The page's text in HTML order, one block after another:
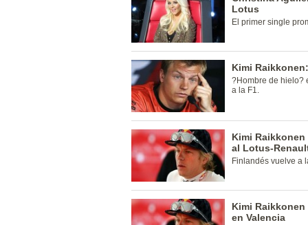
Lotus
El primer single
Kimi
?Hombre de hielo?
a la F1.
Kimi
al Lotus-
Finlandés vuelve a
Kimi
en Valencia